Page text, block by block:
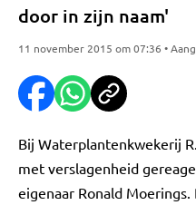
door in zijn naam'
11 november 2015 om 07:36 •
Bij Waterplantenkwekerij
met verslagenheid
eigenaar Ronald